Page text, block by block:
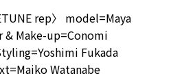
rep〉 model=Maya
Make-up=Conomi
Fukada
Watanabe